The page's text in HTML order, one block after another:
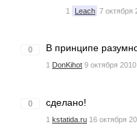
1 Leach 7 октября
0 В принципе
1 DonKihot 9 октября
0 сделано!
1 kstatida.ru 16 октября